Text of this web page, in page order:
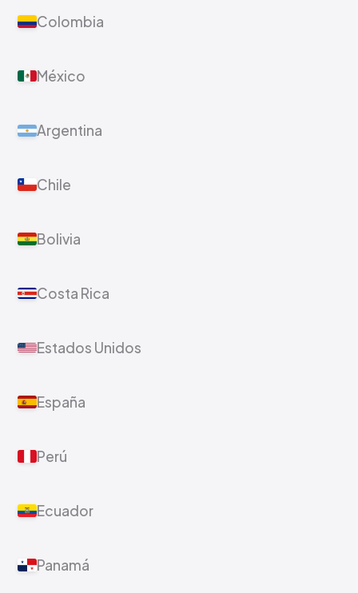
Colombia
México
Argentina
Chile
Bolivia
Costa Rica
Estados Unidos
España
Perú
Ecuador
Panamá